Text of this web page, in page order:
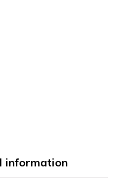
information